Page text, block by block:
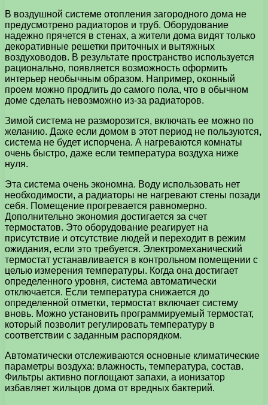
В воздушной системе отопления загородного дома не
предусмотрено радиаторов и труб. Оборудование
надежно прячется в стенах, а жители дома видят только
декоративные решетки приточных и вытяжных
воздуховодов. В результате пространство используется
рационально, появляется возможность оформить
интерьер необычным образом. Например, оконный
проем можно продлить до самого пола, что в обычном
доме сделать невозможно из-за радиаторов.
Зимой система не разморозится, включать ее можно по
желанию. Даже если домом в этот период не пользуются,
система не будет испорчена. А нагреваются комнаты
очень быстро, даже если температура воздуха ниже
нуля.
Эта система очень экономна. Воду использовать нет
необходимости, а радиаторы не нагревают стены позади
себя. Помещение прогревается равномерно.
Дополнительно экономия достигается за счет
термостатов. Это оборудование реагирует на
присутствие и отсутствие людей и переходит в режим
ожидания, если это требуется. Электромеханический
термостат устанавливается в контрольном помещении с
целью измерения температуры. Когда она достигает
определенного уровня, система автоматически
отключается. Если температура снижается до
определенной отметки, термостат включает систему
вновь. Можно установить программируемый термостат,
который позволит регулировать температуру в
соответствии с заданным распорядком.
Автоматически отслеживаются основные климатические
параметры воздуха: влажность, температура, состав.
Фильтры активно поглощают запахи, а ионизатор
избавляет жильцов дома от вредных бактерий.